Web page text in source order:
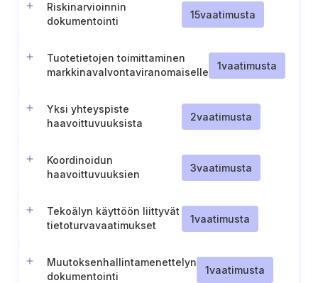
Riskinarvioinnin
dokumentointi
15vaatimusta
Tuotetietojen toimittaminen
markkinavalvontaviranomaiselle
1vaatimusta
Yksi yhteyspiste
haavoittuvuuksista
2vaatimusta
Koordinoidun
haavoittuvuuksien
ylläpitäminen
3vaatimusta
Tekoälyn käyttöön liittyvät
tietoturvavaatimukset
1vaatimusta
Muutoksenhallintamenettelyn
dokumentointi
1vaatimusta